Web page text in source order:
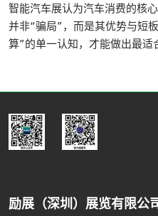
智能汽车展认为汽车消费的核
并非“骗局”，而是其优势与短
算”的单一认知，才能做出最适
励展（深圳）展览有限公